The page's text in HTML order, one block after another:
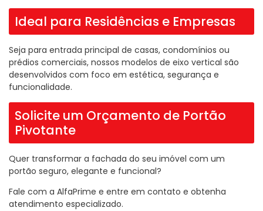
Ideal para Residências e Empresas
Seja para entrada principal de casas, condomínios ou
prédios comerciais, nossos modelos de eixo vertical são
desenvolvidos com foco em estética, segurança e
funcionalidade.
Solicite um Orçamento de Portão
Pivotante
Quer transformar a fachada do seu imóvel com um
portão seguro, elegante e funcional?
Fale com a AlfaPrime e entre em contato e obtenha
atendimento especializado.